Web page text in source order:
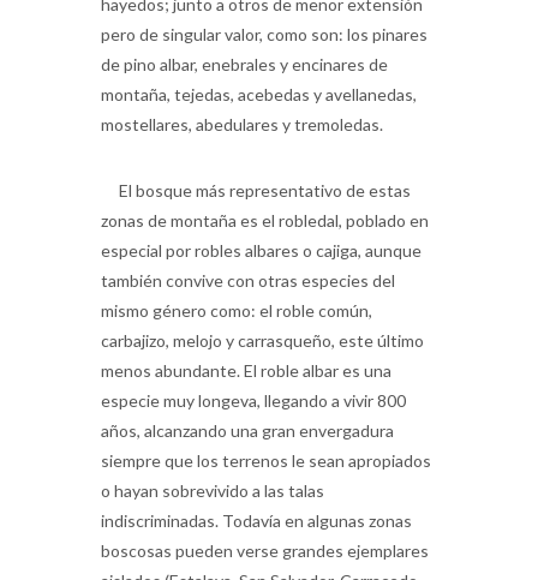
de pino albar, enebrales y encinares de
montaña, tejedas, acebedas y avellanedas,
mostellares, abedulares y tremoledas.
especial por robles albares o cajiga, aunque
también convive con otras especies del
mismo género como: el roble común,
carbajizo, melojo y carrasqueño, este último
menos abundante. El roble albar es una
especie muy longeva, llegando a vivir 800
años, alcanzando una gran envergadura
siempre que los terrenos le sean apropiados
o hayan sobrevivido a las talas
indiscriminadas. Todavía en algunas zonas
boscosas pueden verse grandes ejemplares
aislados (Estalaya, San Salvador, Carracedo,
Gramedo, Resoba, Perapertú, Brañosera,